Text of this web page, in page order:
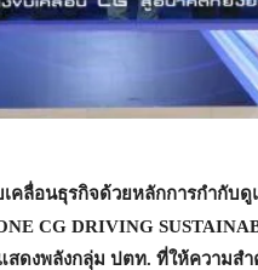
คลื่อนธุรกิจด้วยหลักการกำกับ
CG DRIVING
ดงพลังกลุ่ม ปตท. ที่ให้ความส